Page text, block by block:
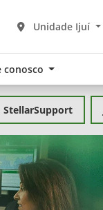
Unidade Ijuí
conosco
StellarSupport